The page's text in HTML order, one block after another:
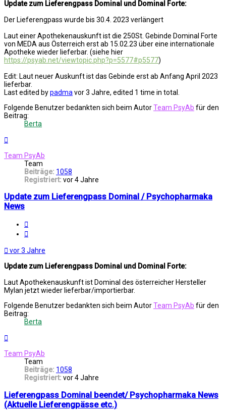
Update zum Lieferengpass Dominal und Dominal Forte:
Der Lieferengpass wurde bis 30.4. 2023 verlängert
Laut einer Apothekenauskunft ist die 250St. Gebinde Dominal Forte
von MEDA aus Österreich erst ab 15.02.23 über eine internationale
Apotheke wieder lieferbar. (siehe hier
https://psyab.net/viewtopic.php?p=5577#p5577)
Edit: Laut neuer Auskunft ist das Gebinde erst ab Anfang April 2023
lieferbar.
Last edited bypadma vor 3 Jahre, edited 1 time in total.
Folgende Benutzer bedankten sich beim AutorTeam PsyAb für den
Beitrag:
Berta
Team PsyAb
Team
Beiträge: 1058
Registriert: vor 4 Jahre
Update zum Lieferengpass Dominal / Psychopharmaka
News
vor 3 Jahre
Update zum Lieferengpass Dominal und Dominal Forte:
Laut Apothekenauskunft ist Dominal des österreicher Hersteller
Mylan jetzt wieder lieferbar/importierbar.
Folgende Benutzer bedankten sich beim AutorTeam PsyAb für den
Beitrag:
Berta
Team PsyAb
Team
Beiträge: 1058
Registriert: vor 4 Jahre
Lieferengpass Dominal beendet/ Psychopharmaka News
(Aktuelle Lieferengpässe etc.)